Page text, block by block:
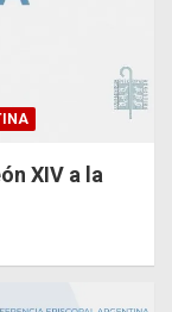
XIV a la